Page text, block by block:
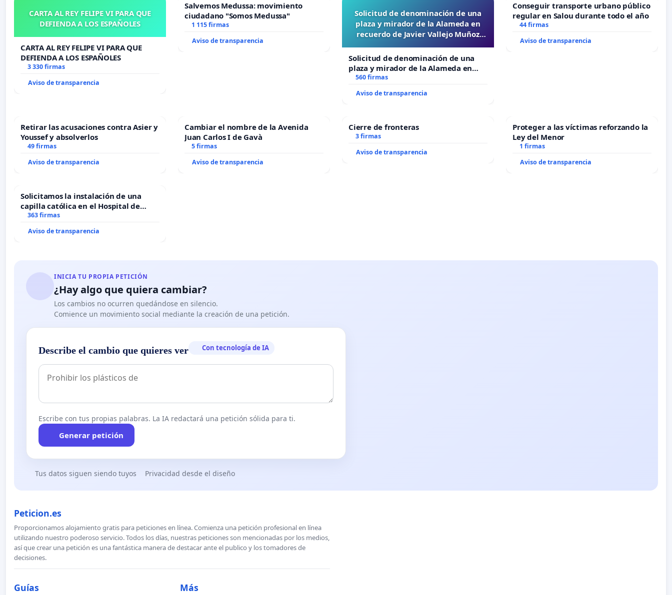
CARTA AL REY FELIPE VI PARA QUE
DEFIENDA A LOS ESPAÑOLES
CARTA AL REY FELIPE VI PARA QUE
DEFIENDA A LOS ESPAÑOLES
3 330 firmas
Aviso de transparencia
Salvemos Medussa: movimiento
ciudadano "Somos Medussa"
1 115 firmas
Aviso de transparencia
Solicitud de denominación de una
plaza y mirador de la Alameda en
recuerdo de Javier Vallejo Muñoz
Solicitud de denominación de una
plaza y mirador de la Alameda en
recuerdo de Javier Vallejo Muñoz
“Mazinger”
560 firmas
Aviso de transparencia
Conseguir transporte urbano público
regular en Salou durante todo el año
44 firmas
Aviso de transparencia
Retirar las acusaciones contra Asier y
Youssef y absolverlos
49 firmas
Aviso de transparencia
Cambiar el nombre de la Avenida
Juan Carlos I de Gavà
5 firmas
Aviso de transparencia
Cierre de fronteras
3 firmas
Aviso de transparencia
Proteger a las víctimas reforzando la
Ley del Menor
1 firmas
Aviso de transparencia
Solicitamos la instalación de una
capilla católica en el Hospital de
Alcañiz
363 firmas
Aviso de transparencia
INICIA TU PROPIA PETICIÓN
¿Hay algo que quiera cambiar?
Los cambios no ocurren quedándose en silencio.
Comience un movimiento social mediante la creación de una petición.
Describe el cambio que quieres ver Con tecnología de IA
Escribe con tus propias palabras. La IA redactará una petición sólida para ti.
Generar petición
Tus datos siguen siendo tuyos Privacidad desde el diseño
Peticion.es
Proporcionamos alojamiento gratis para peticiones en línea. Comienza una petición profesional en línea
utilizando nuestro poderoso servicio. Todos los días, nuestras peticiones son mencionadas por los medios,
así que crear una petición es una fantástica manera de destacar ante el publico y los tomadores de
decisiones.
Guías Más